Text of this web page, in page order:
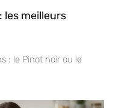
les meilleurs
: le Pinot noir ou le